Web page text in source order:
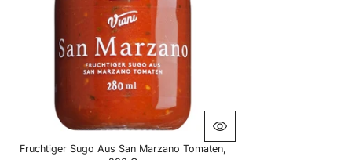
I
E
8
,
2
0
Fruchtiger Sugo Aus San Marzano Tomaten,